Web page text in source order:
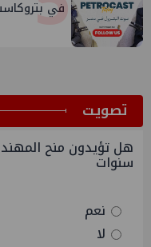
في
ﺗﺼﻮﻳﺖ
هل تؤيدون منح
سنوات
نعم
لا